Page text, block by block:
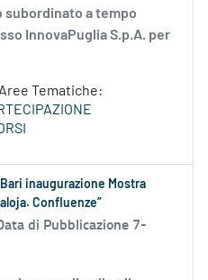
a tempo
InnovaPuglia S.p.A. per
Tematiche:
inaugurazione Mostra
Confluenze”
di Pubblicazione 7-